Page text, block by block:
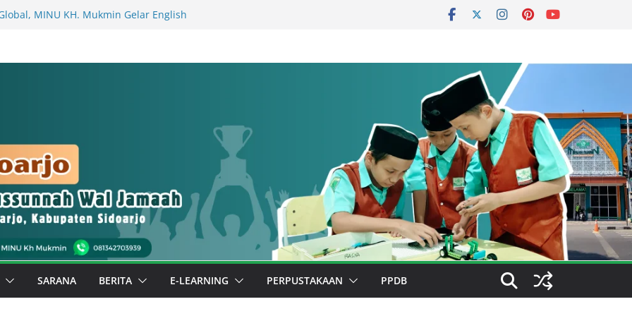
MINU KH. Mukmin Gelar English
Berbuah Prestasi, Kelas 3 Fahruddin
di Luar Madrasah
Berkarya, Special Day MINU KH.
Ekstrakurikuler dan Stan Budaya
SARANA BERITA E-LEARNING PERPUSTAKAAN PPDB